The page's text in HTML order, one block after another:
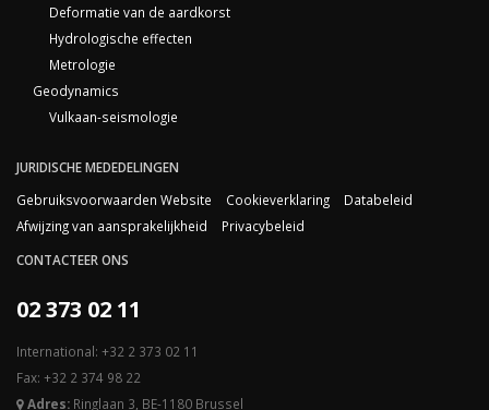
Deformatie van de aardkorst
Hydrologische effecten
Metrologie
Geodynamics
Vulkaan-seismologie
JURIDISCHE MEDEDELINGEN
Gebruiksvoorwaarden Website
Cookieverklaring
Databeleid
Afwijzing van aansprakelijkheid
Privacybeleid
CONTACTEER ONS
02 373 02 11
International: +32 2 373 02 11
Fax: +32 2 374 98 22
Adres: Ringlaan 3, BE-1180 Brussel